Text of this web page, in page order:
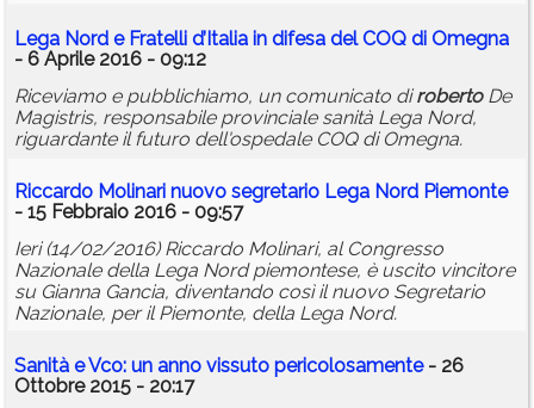
Lega Nord e Fratelli d’Italia in difesa del COQ di Omegna
- 6 Aprile 2016 - 09:12
Riceviamo e pubblichiamo, un comunicato dirobertoDe
Magistris, responsabile provinciale sanità Lega Nord,
riguardante il futuro dell'ospedale COQ di Omegna.
Riccardo Molinari nuovo segretario Lega Nord Piemonte
- 15 Febbraio 2016 - 09:57
Ieri (14/02/2016) Riccardo Molinari, al Congresso
Nazionale della Lega Nord piemontese, è uscito vincitore
su Gianna Gancia, diventando così il nuovo Segretario
Nazionale, per il Piemonte, della Lega Nord.
Sanità e Vco: un anno vissuto pericolosamente- 26
Ottobre 2015 - 20:17